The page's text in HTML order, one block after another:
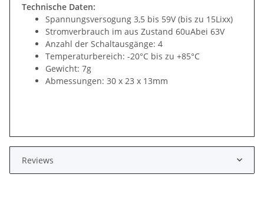
Technische Daten:
Spannungsversogung 3,5 bis 59V (bis zu 15Lixx)
Stromverbrauch im aus Zustand 60uAbei 63V
Anzahl der Schaltausgänge: 4
Temperaturbereich: -20°C bis zu +85°C
Gewicht: 7g
Abmessungen: 30 x 23 x 13mm
Reviews